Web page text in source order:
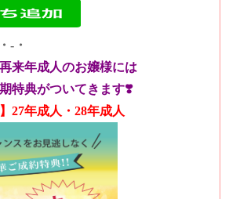
-・
来年成人のお嬢様には
特典がついてきます❣️
27年成人・28年成人